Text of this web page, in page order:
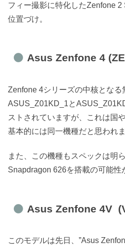
フィー撮影に特化したZenfone
位置づけ。
Asus Zenfone 4
Zenfone 4シリーズの中核となる
ASUS_Z01KD_1と
ストされていますが、これは国
基本的には同一機種だと思われま
また、この機種もスペックは明
Snapdragon 626を搭載の可能性
Asus Zenfone 4V
このモデルは先日、”Asus